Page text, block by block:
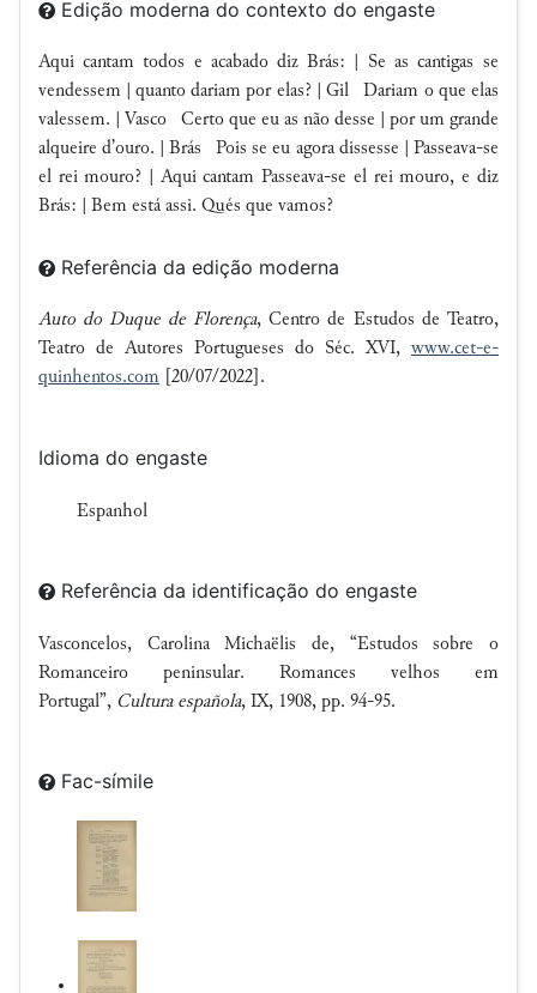
Edição moderna do contexto do engaste
Aqui cantam todos e acabado diz Brás: | Se as cantigas se
vendessem | quanto dariam por elas? | Gil Dariam o que elas
valessem. | Vasco Certo que eu as não desse | por um grande
alqueire d’ouro. | Brás Pois se eu agora dissesse | Passeava-se
el rei mouro? | Aqui cantam Passeava-se el rei mouro, e diz
Brás: | Bem está assi. Qués que vamos?
Referência da edição moderna
Auto do Duque de Florença, Centro de Estudos de Teatro,
Teatro de Autores Portugueses do Séc. XVI, www.cet-e-
quinhentos.com [20/07/2022].
Idioma do engaste
Espanhol
Referência da identificação do engaste
Vasconcelos, Carolina Michaëlis de, “Estudos sobre o
Romanceiro peninsular. Romances velhos em
Portugal”, Cultura española, IX, 1908, pp. 94-95.
Fac-símile